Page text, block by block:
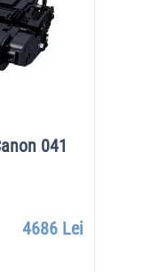
041
4686 Lei